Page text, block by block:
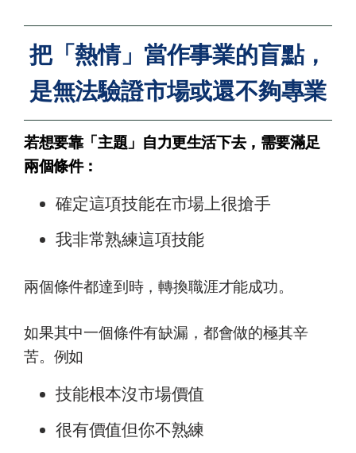
把「熱情」當作事業的盲點，
是無法驗證市場或還不夠專業
若想要靠「主題」自力更生活下去，需要滿足
兩個條件：
確定這項技能在市場上很搶手
我非常熟練這項技能
兩個條件都達到時，轉換職涯才能成功。
如果其中一個條件有缺漏，都會做的極其辛
苦。例如
技能根本沒市場價值
很有價值但你不熟練